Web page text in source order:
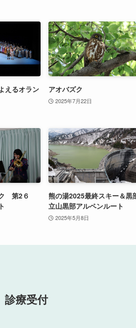
えるオラン
アオバズク
2025年7月22日
第2６
熊の湯2025最終スキー＆黒
立山黒部アルペンルート
2025年5月8日
診療受付